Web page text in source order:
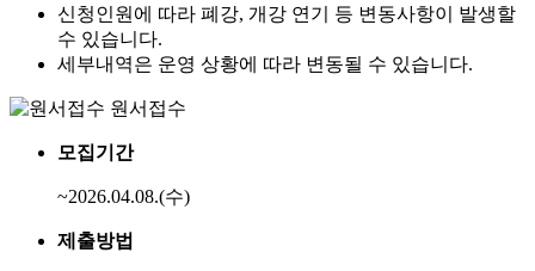
신청인원에 따라 폐강, 개강 연기 등 변동사항이 발생할
수 있습니다.
세부내역은 운영 상황에 따라 변동될 수 있습니다.
원서접수
모집기간
~2026.04.08.(수)
제출방법